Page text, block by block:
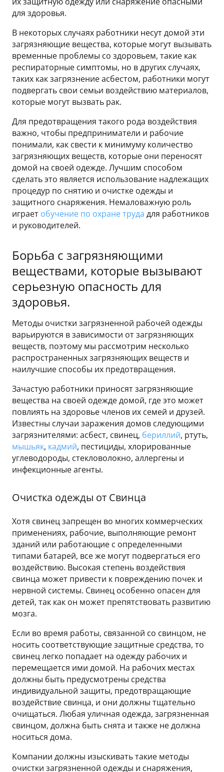
для здоровья.
В некоторых случаях работники несут домой эти
загрязняющие вещества, которые могут вызывать
временные проблемы со здоровьем, такие как
респираторные симптомы, но в других случаях,
таких как загрязнение асбестом, работники могут
подвергать свои семьи воздействию материалов,
которые могут вызвать рак.
Для предотвращения такого рода воздействия
важно, чтобы предприниматели и рабочие
понимали, как свести к минимуму количество
загрязняющих веществ, которые они переносят
домой на своей одежде. Лучшим способом
сделать это является использование надлежащих
процедур по снятию и очистке одежды и
защитного снаряжения. Немаловажную роль
играет обучение по охране труда для работников
и руководителей.
Борьба с загрязняющими
веществами, которые вызывают
серьезную опасность для
здоровья.
Методы очистки загрязненной рабочей одежды
варьируются в зависимости от загрязняющих
веществ, поэтому мы рассмотрим несколько
распространенных загрязняющих веществ и
наилучшие способы их предотвращения.
Зачастую работники приносят загрязняющие
вещества на своей одежде домой, где это может
повлиять на здоровье членов их семей и друзей.
Известны случаи заражения домов следующими
загрязнителями: асбест, свинец, бериллий, ртуть,
мышьяк, кадмий, пестициды, хлорированные
углеводороды, стекловолокно, аллергены и
инфекционные агенты.
Очистка одежды от Свинца
Хотя свинец запрещен во многих коммерческих
применениях, рабочие, выполняющие ремонт
зданий или работающие с определенными
типами батарей, все же могут подвергаться его
воздействию. Высокая степень воздействия
свинца может привести к повреждению почек и
нервной системы. Свинец особенно опасен для
детей, так как он может препятствовать развитию
мозга.
Если во время работы, связанной со свинцом, не
носить соответствующие защитные средства, то
свинец легко попадает на одежду рабочих и
перемещается ими домой. На рабочих местах
должны быть предусмотрены средства
индивидуальной защиты, предотвращающие
воздействие свинца, и они должны тщательно
очищаться. Любая уличная одежда, загрязненная
свинцом, должна быть снята и также не должна
носиться дома.
Компании должны изыскивать такие методы
очистки загрязненной одежды и снаряжения,